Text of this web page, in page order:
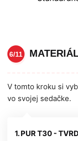
6/11
V tomto kroku si
vo svojej sedačke.
1. PUR T30 -